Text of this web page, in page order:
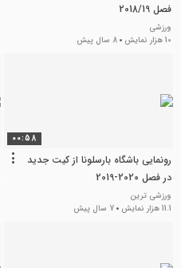
فصل 2018/19
ورزشی
10 هزار نمایش
8 سال پیش
00:58
رونمایی باشگاه بارسلونا از کیت جدید
در فصل 2020-2019
ورزشی ترین
11.1 هزار نمایش
7 سال پیش